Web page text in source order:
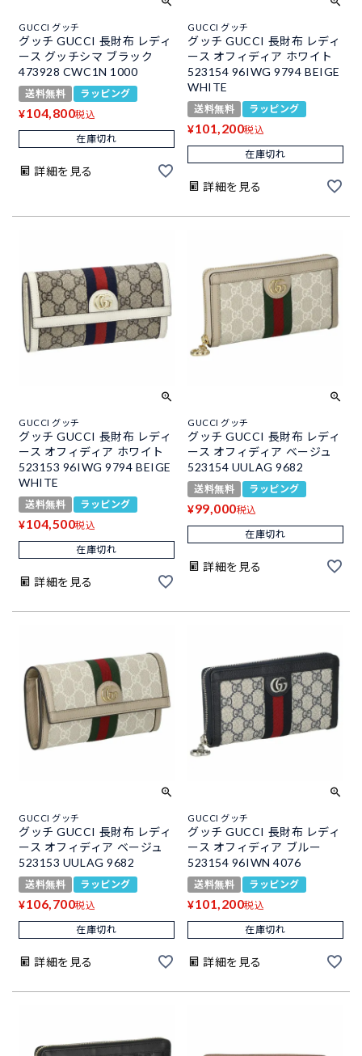
GUCCI グッチ
グッチ GUCCI 長財布 レディ
ース グッチシマ ブラック
473928 CWC1N 1000
送料無料 ラッピング
¥104,800税込
在庫切れ
詳細を見る
GUCCI グッチ
グッチ GUCCI 長財布 レディ
ース オフィディア ホワイト
523154 96IWG 9794 BEIGE
WHITE
送料無料 ラッピング
¥101,200税込
在庫切れ
詳細を見る
GUCCI グッチ
グッチ GUCCI 長財布 レディ
ース オフィディア ホワイト
523153 96IWG 9794 BEIGE
WHITE
送料無料 ラッピング
¥104,500税込
在庫切れ
詳細を見る
GUCCI グッチ
グッチ GUCCI 長財布 レディ
ース オフィディア ベージュ
523154 UULAG 9682
送料無料 ラッピング
¥99,000税込
在庫切れ
詳細を見る
GUCCI グッチ
グッチ GUCCI 長財布 レディ
ース オフィディア ベージュ
523153 UULAG 9682
送料無料 ラッピング
¥106,700税込
在庫切れ
詳細を見る
GUCCI グッチ
グッチ GUCCI 長財布 レディ
ース オフィディア ブルー
523154 96IWN 4076
送料無料 ラッピング
¥101,200税込
在庫切れ
詳細を見る